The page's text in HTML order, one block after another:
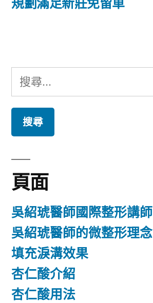
覽規劃滿足新莊免留車
搜
尋
鍵
字:
頁面
吳紹琥醫師國際整形講師
吳紹琥醫師的微整形理念
填充淚溝效果
杏仁酸介紹
杏仁酸用法